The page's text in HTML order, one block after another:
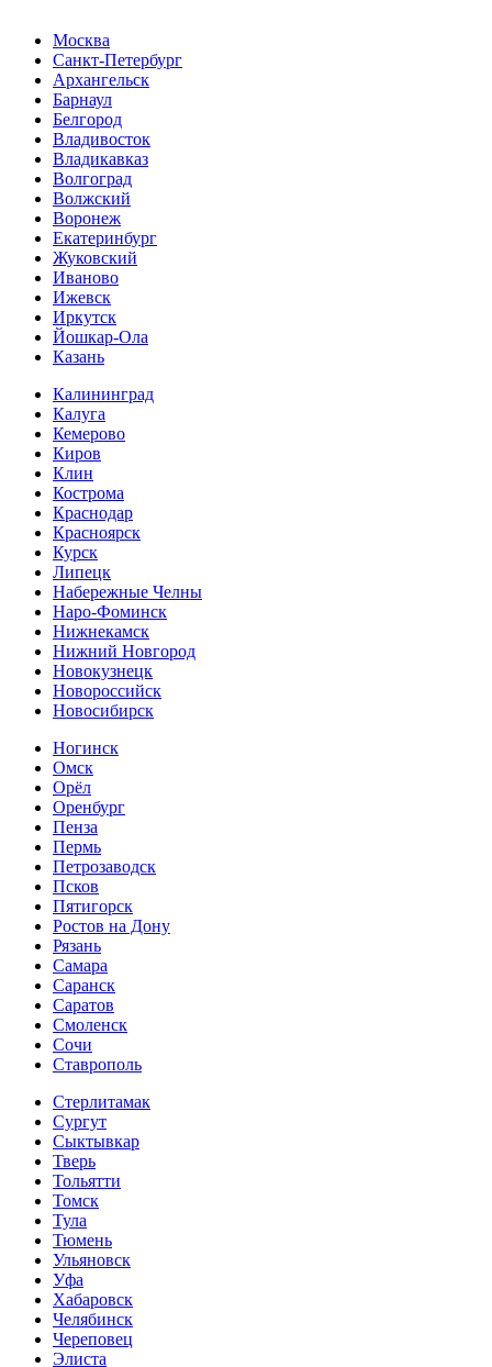
Москва
Санкт-Петербург
Архангельск
Барнаул
Белгород
Владивосток
Владикавказ
Волгоград
Волжский
Воронеж
Екатеринбург
Жуковский
Иваново
Ижевск
Иркутск
Йошкар-Ола
Казань
Калининград
Калуга
Кемерово
Киров
Клин
Кострома
Краснодар
Красноярск
Курск
Липецк
Набережные Челны
Наро-Фоминск
Нижнекамск
Нижний Новгород
Новокузнецк
Новороссийск
Новосибирск
Ногинск
Омск
Орёл
Оренбург
Пенза
Пермь
Петрозаводск
Псков
Пятигорск
Ростов на Дону
Рязань
Самара
Саранск
Саратов
Смоленск
Сочи
Ставрополь
Стерлитамак
Сургут
Сыктывкар
Тверь
Тольятти
Томск
Тула
Тюмень
Ульяновск
Уфа
Хабаровск
Челябинск
Череповец
Элиста